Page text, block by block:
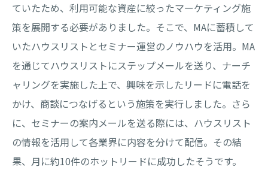
ていたため、利用可能な資産に絞ったマーケティング施
策を展開する必要がありました。そこで、MAに蓄積して
いたハウスリストとセミナー運営のノウハウを活用。MA
を通じてハウスリストにステップメールを送り、ナーチ
ャリングを実施した上で、興味を示したリードに電話を
かけ、商談につなげるという施策を実行しました。さら
に、セミナーの案内メールを送る際には、ハウスリスト
の情報を活用して各業界に内容を分けて配信。その結
果、月に約10件のホットリードに成功したそうです。